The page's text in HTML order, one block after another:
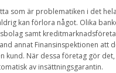
som är problematiken i det
kan förlora något. Olika
samt
annat Finansinspektionen att
kund. När dessa företag gör
av insättningsgarantin.